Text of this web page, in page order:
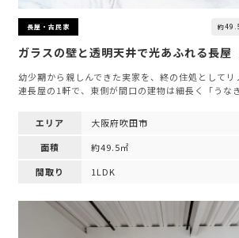
長屋・古民家 約
ガラスの壁と透明天井で光あふれる長屋
幼少期から親しんできた実家を、終の住処として
連長屋の1軒で、東側が間口の建物は細長く「うな
エリア
大阪府吹田市
面積
約49.5㎡
間取り
1LDK